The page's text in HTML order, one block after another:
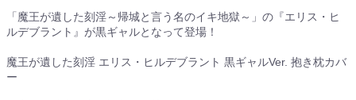
「魔王が遺した刻淫～帰城と言う名のイキ地獄～」の『エリス・ヒ
ルデブラント』が黒ギャルとなって登場！
魔王が遺した刻淫 エリス・ヒルデブラント 黒ギャルVer. 抱き枕カバ
ー